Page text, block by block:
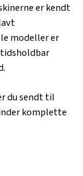
er kendt
modeller er
du sendt til
komplette